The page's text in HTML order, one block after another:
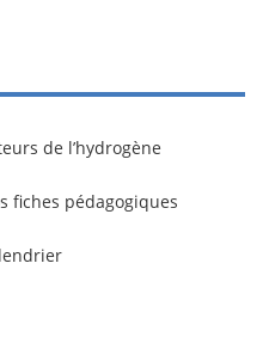
de l’hydrogène
fiches pédagogiques